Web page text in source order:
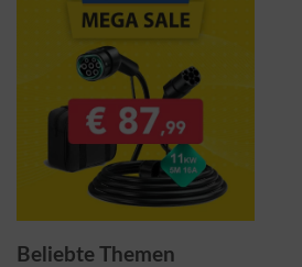
Beliebte Themen